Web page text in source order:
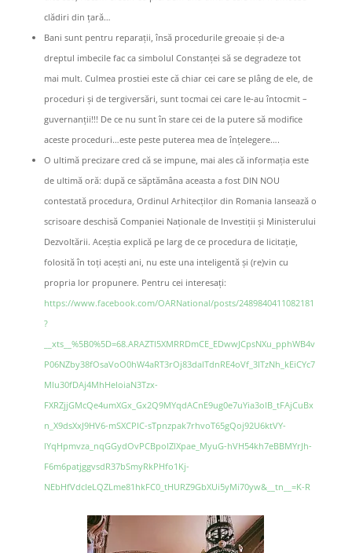
clădiri din țară…
Bani sunt pentru reparații, însă procedurile greoaie și de-a
dreptul imbecile fac ca simbolul Constanței să se degradeze tot
mai mult. Culmea prostiei este că chiar cei care se plâng de ele, de
proceduri și de tergiversări, sunt tocmai cei care le-au întocmit –
guvernanții!!! De ce nu sunt în stare cei de la putere să modifice
aceste proceduri…este peste puterea mea de înțelegere….
O ultimă precizare cred că se impune, mai ales că informația este
de ultimă oră: după ce săptămâna aceasta a fost DIN NOU
contestată procedura, Ordinul Arhitecților din Romania lansează o
scrisoare deschisă Companiei Naționale de Investiții și Ministerului
Dezvoltării. Aceștia explică pe larg de ce procedura de licitație,
folosită în toți acești ani, nu este una inteligentă și (re)vin cu
propria lor propunere. Pentru cei interesați:
https://www.facebook.com/OARNational/posts/2489840411082181
?
__xts__%5B0%5D=68.ARAZTl5XMRRDmCE_EDwwJCpsNXu_pphWB4v
P06NZby38fOsaVoO0hW4aRT3rOj83dalTdnRE4oVf_3ITzNh_kEiCYc7
Mlu30fDAj4MhHeIoiaN3Tzx-
FXRZjjGMcQe4umXGx_Gx2Q9MYqdACnE9ug0e7uYia3oIB_tFAjCuBx
n_X9dsXxJ9HV6-mSXCPIC-sTpnzpak7rhvoT65gQoj92U6ktVY-
lYqHpmvza_nqGGydOvPCBpolZlXpae_MyuG-hVH54kh7eBBMYrJh-
F6m6patjggvsdR37bSmyRkPHfo1Kj-
NEbHfVdcIeLQZLme81hkFC0_tHURZ9GbXUi5yMi70yw&__tn__=K-R